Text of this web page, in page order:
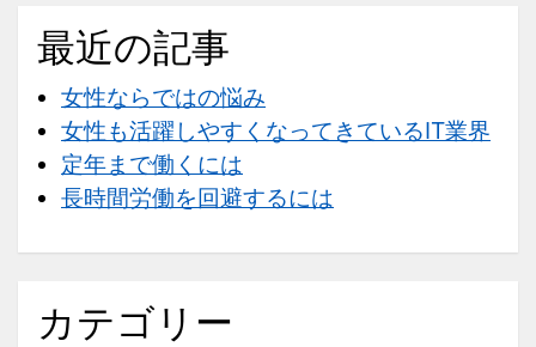
は
最近の記事
女性ならではの悩み
女性も活躍しやすくなってきているIT業界
定年まで働くには
長時間労働を回避するには
カテゴリー